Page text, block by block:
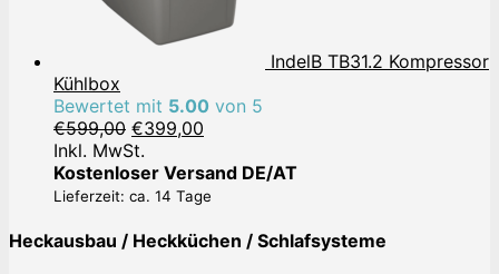
IndelB TB31.2 Kompressor
Kühlbox
Bewertet mit 5.00 von 5
€599,00 Ursprünglicher
Preis
war:
€599,00
€399,00
ist:
€399,00.
Inkl. MwSt.
Kostenloser Versand DE/AT
Lieferzeit: ca. 14 Tage
Heckausbau / Heckküchen / Schlafsysteme